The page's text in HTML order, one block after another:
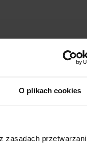
O plikach cookies
zasadach